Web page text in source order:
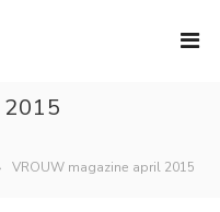
VROUW magazine april 2015